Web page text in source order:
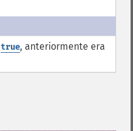
true, anteriormente era